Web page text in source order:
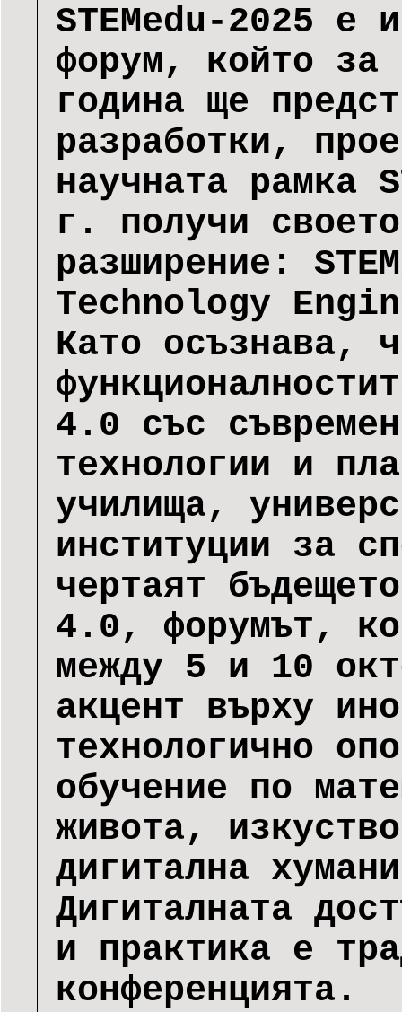
STEMedu-2025 е
форум, който за
година ще
разработки,
научната рамка
г. получи
разширение:
Technology
Като осъзнава,
4.0 със
технологии и
училища,
институции за
чертаят
4.0, форумът,
между 5 и 10
акцент върху
технологично
обучение по
живота,
дигитална
Дигиталната
и практика е
конференцията.